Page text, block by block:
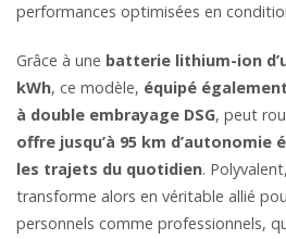
performances optimisées en
Grâce à une batterie lithium-ion
kWh, ce modèle, équipé
à double embrayage DSG, peut
offre jusqu’à 95 km d’autonomie
les trajets du quotidien.
transforme alors en véritable allié
personnels comme professionnels,